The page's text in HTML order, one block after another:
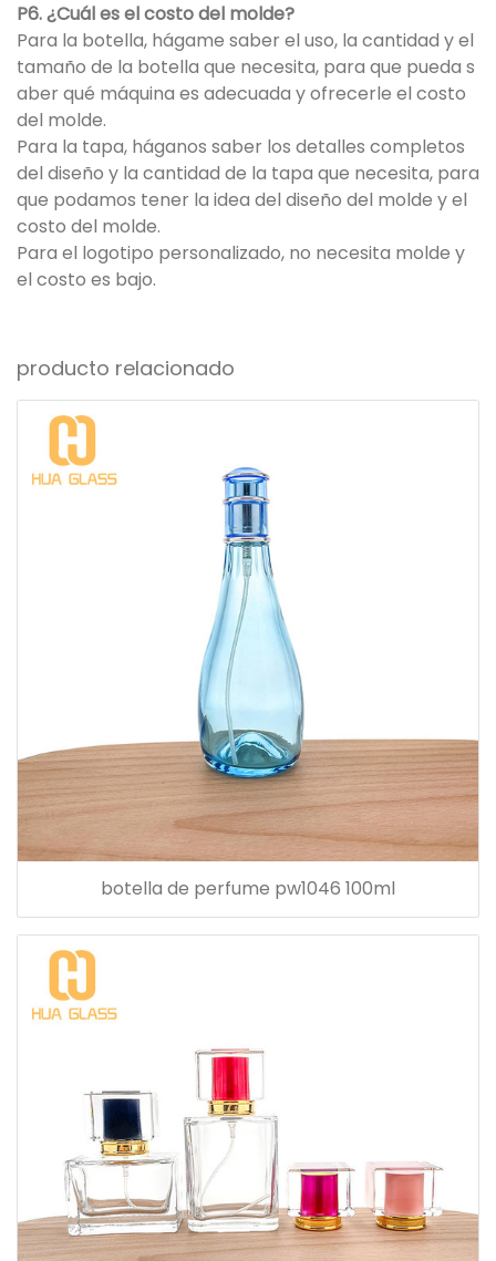
P6. ¿Cuál es el costo del molde?
Para la botella, hágame saber el uso, la cantidad y el
tamaño de la botella que necesita, para que pueda s
aber qué máquina es adecuada y ofrecerle el costo
del molde.
Para la tapa, háganos saber los detalles completos
del diseño y la cantidad de la tapa que necesita, para
que podamos tener la idea del diseño del molde y el
costo del molde.
Para el logotipo personalizado, no necesita molde y
el costo es bajo.
producto relacionado
botella de perfume pw1046 100ml